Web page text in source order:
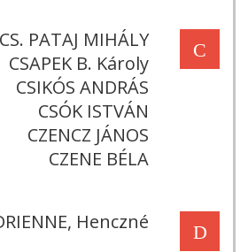
C
CS. PATAJ MIHÁLY
CSAPEK B. Károly
CSIKÓS ANDRÁS
CSÓK ISTVÁN
CZENCZ JÁNOS
CZENE BÉLA
D
Henczné